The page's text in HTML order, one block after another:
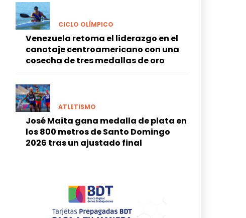
CICLO OLÍMPICO
Venezuela retoma el liderazgo en el
canotaje centroamericano con una
cosecha de tres medallas de oro
ATLETISMO
José Maita gana medalla de plata en
los 800 metros de Santo Domingo
2026 tras un ajustado final